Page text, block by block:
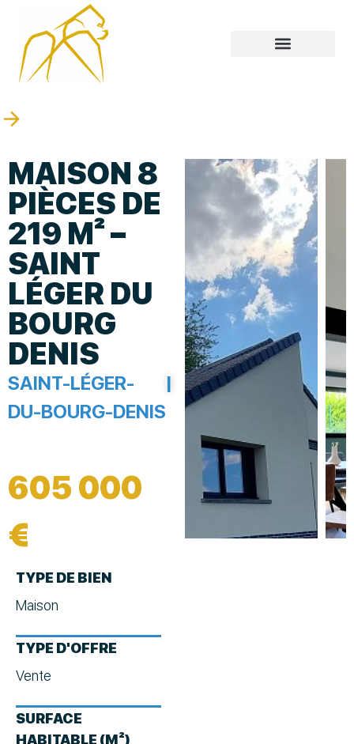
MAISON 8
PIÈCES DE
219 M² –
SAINT
LÉGER DU
BOURG
DENIS
SAINT-LÉGER-
DU-BOURG-DENIS
|
605 000
€
TYPE DE BIEN
Maison
TYPE D'OFFRE
Vente
SURFACE
HABITABLE (M²)